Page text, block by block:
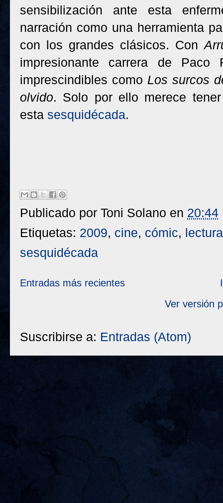
sensibilización ante esta
narración como una herramienta
con los grandes clásicos. Con
impresionante carrera de
imprescindibles como Los surcos
olvido. Solo por ello merece
esta sesquidécada.
Publicado por Toni Solano en 20:44
Etiquetas: 2009, cine, cómic,
sesquidécada
Entradas más recientes
Ver versión
Suscribirse a: Entradas (Atom)